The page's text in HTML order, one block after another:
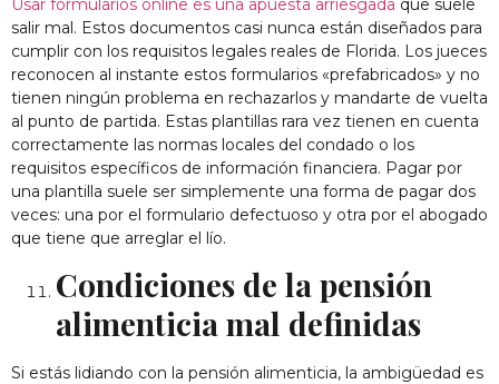
salir mal. Estos documentos casi nunca están diseñados para
cumplir con los requisitos legales reales de Florida. Los jueces
reconocen al instante estos formularios «prefabricados» y no
tienen ningún problema en rechazarlos y mandarte de vuelta
al punto de partida. Estas plantillas rara vez tienen en cuenta
correctamente las normas locales del condado o los
requisitos específicos de información financiera. Pagar por
una plantilla suele ser simplemente una forma de pagar dos
veces: una por el formulario defectuoso y otra por el abogado
que tiene que arreglar el lío.
Condiciones de la pensión
alimenticia mal definidas
Si estás lidiando con la pensión alimenticia, la ambigüedad es